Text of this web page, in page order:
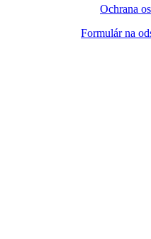
Ochrana
Formulár na